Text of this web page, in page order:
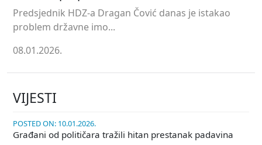
Predsjednik HDZ-a Dragan Čović danas je istakao
problem državne imo...
08.01.2026.
VIJESTI
POSTED ON: 10.01.2026.
Građani od političara tražili hitan prestanak padavina